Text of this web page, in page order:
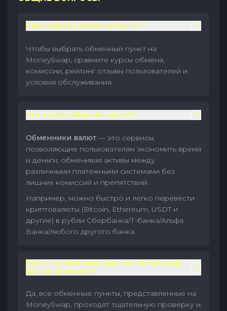
Как выбрать обменный пункт?
Чтобы выбрать обменный пункт на
MoneySwap, сравните курсы обмена,
комиссии, рейтинг отзывы пользователей и
условия обслуживания.
Что такое обменник валют?
Обменники валют — это сервисы,
позволяющие пользователям экономить время
и деньги, обменивая активы между
различными платежными системами без
лишних комиссий и препятствий.
Например, можно быстро и легко перевести
криптовалюты (Bitcoin, Ethereum, USDT и
другие) в рубли Сбербанка/Т-банка/Альфа
Банка/любого другого банка.
Всем ли обменным пунктам MoneySwap
можно доверять?
Да, все обменные пункты, представленные на
MoneySwap, проходят тщательную проверку и